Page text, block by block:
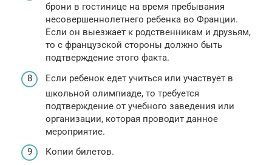
брони в гостинице на время пребывания
несовершеннолетнего ребенка во Франции.
Если он выезжает к родственникам и друзьям,
то с французской стороны должно быть
подтверждение этого факта.
Если ребенок едет учиться или участвует в
школьной олимпиаде, то требуется
подтверждение от учебного заведения или
организации, которая проводит данное
мероприятие.
Копии билетов.